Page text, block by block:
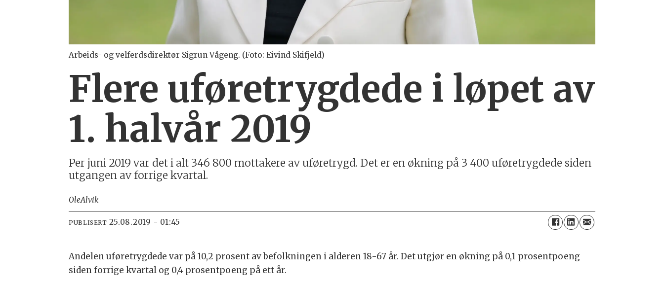
Arbeids- og velferdsdirektør Sigrun Vågeng. (Foto: Eivind Skifjeld)
Flere uføretrygdede i løpet av
1. halvår 2019
Per juni 2019 var det i alt 346 800 mottakere av uføretrygd. Det er en økning på 3 400 uføretrygdede siden
utgangen av forrige kvartal.
OleAlvik
PUBLISERT 25.08.2019 - 01:45
Andelen uføretrygdede var på 10,2 prosent av befolkningen i alderen 18-67 år. Det utgjør en økning på 0,1 prosentpoeng
siden forrige kvartal og 0,4 prosentpoeng på ett år.